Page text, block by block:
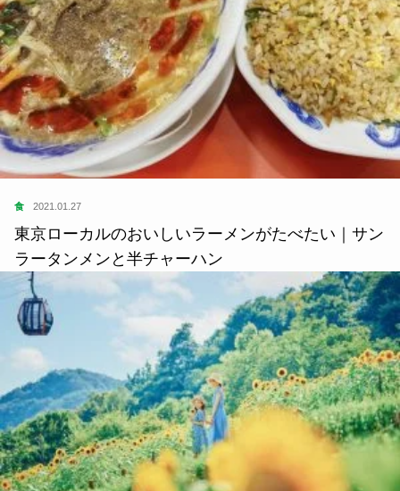
食 2021.01.27
東京ローカルのおいしいラーメンがたべたい｜サン
ラータンメンと半チャーハン